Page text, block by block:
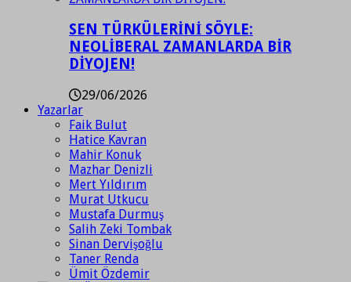
SEN TÜRKÜLERİNİ SÖYLE:
NEOLİBERAL ZAMANLARDA BİR
DİYOJEN!
29/06/2026
Yazarlar
Faik Bulut
Hatice Kavran
Mahir Konuk
Mazhar Denizli
Mert Yıldırım
Murat Utkucu
Mustafa Durmuş
Salih Zeki Tombak
Sinan Dervişoğlu
Taner Renda
Ümit Özdemir